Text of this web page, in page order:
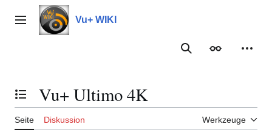
Inhalt
springenHauptmenü Vu+ WIKI
Suche
Inhaltsverzeichnis umschalten
Vu+ Ultimo 4K
Seite Diskussion Werkzeuge